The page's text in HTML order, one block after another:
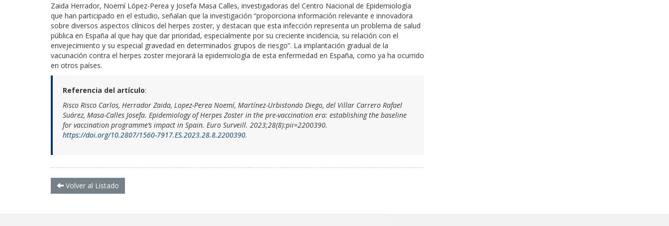
Zaida Herrador, Noemí López-Perea y Josefa Masa Calles, investigadoras del Centro Nacional de Epidemiología
que han participado en el estudio, señalan que la investigación “proporciona información relevante e innovadora
sobre diversos aspectos clínicos del herpes zoster, y destacan que esta infección representa un problema de salud
pública en España al que hay que dar prioridad, especialmente por su creciente incidencia, su relación con el
envejecimiento y su especial gravedad en determinados grupos de riesgo”. La implantación gradual de la
vacunación contra el herpes zoster mejorará la epidemiología de esta enfermedad en España, como ya ha ocurrido
en otros países.
Referencia del artículo:
Risco Risco Carlos, Herrador Zaida, Lopez-Perea Noemí, Martínez-Urbistondo Diego, del Villar Carrero Rafael
Suárez, Masa-Calles Josefa. Epidemiology of Herpes Zoster in the pre-vaccination era: establishing the baseline
for vaccination programme’s impact in Spain. Euro Surveill. 2023;28(8):pii=2200390.
https://doi.org/10.2807/1560-7917.ES.2023.28.8.2200390.
Volver al Listado